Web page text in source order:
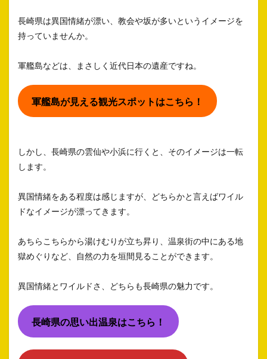
長崎県は異国情緒が漂い、教会や坂が多いというイメージを
持っていませんか。
軍艦島などは、まさしく近代日本の遺産ですね。
軍艦島が見える観光スポットはこちら！
しかし、長崎県の雲仙や小浜に行くと、そのイメージは一転
します。
異国情緒をある程度は感じますが、どちらかと言えばワイル
ドなイメージが漂ってきます。
あちらこちらから湯けむりが立ち昇り、温泉街の中にある地
獄めぐりなど、自然の力を垣間見ることができます。
異国情緒とワイルドさ、どちらも長崎県の魅力です。
長崎県の思い出温泉はこちら！